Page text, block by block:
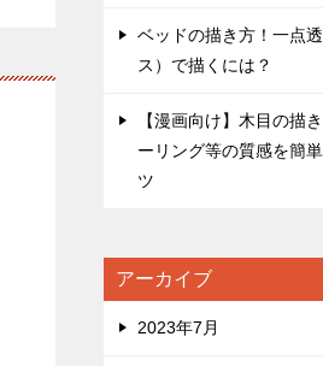
ベッドの描き方！一点
ス）で描くには？
【漫画向け】木目の描
ーリング等の質感を簡
ツ
アーカイブ
2023年7月